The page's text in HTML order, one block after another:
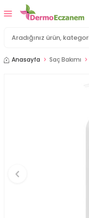
Anasayfa Saç Bakımı